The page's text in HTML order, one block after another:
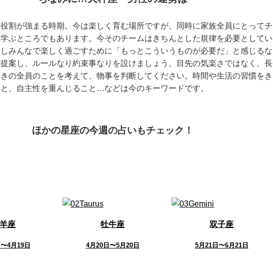
割が強まる時期。今は楽しく育む場所ですが、同時に家族全員にとってチ
ぶところでもあります。今そのチームはきちんとした規律を必要としてい
みんなで楽しく過ごすために「もっとこういうものが必要だ」と感じるな
案し、ルールなり約束事なりを設けましょう。目先の気楽さではなく、長
の全員のことを考えて、物事を判断してください。時間や生活の習慣をき
、自主性を重んじること…などは今のキーワードです。
ほかの星座の今週の占いもチェック！
座
4月19日
牡牛座
4月20日〜5月20日
双子座
5月21日〜6月21日